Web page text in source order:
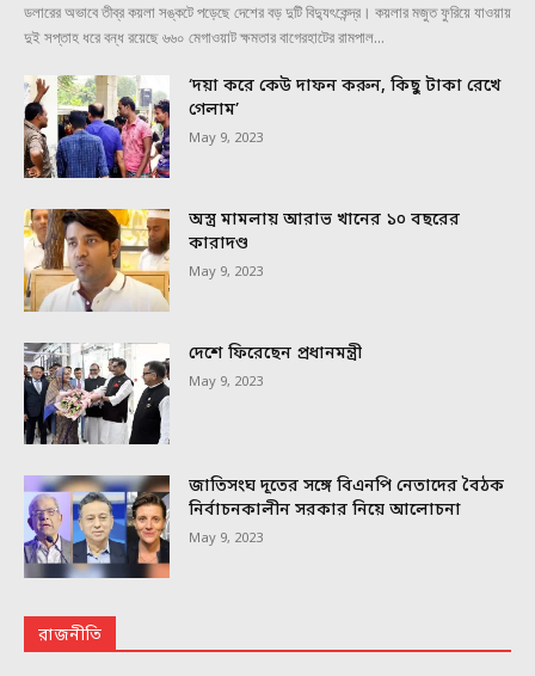
ডলারের অভাবে তীব্র কয়লা সঙ্কটে পড়েছে দেশের বড় দুটি বিদ্যুৎকেন্দ্র। কয়লার মজুত ফুরিয়ে যাওয়ায়
দুই সপ্তাহ ধরে বন্ধ রয়েছে ৬৬০ মেগাওয়াট ক্ষমতার বাগেরহাটের রামপাল...
‘দয়া করে কেউ দাফন করুন, কিছু টাকা রেখে
গেলাম’
May 9, 2023
অস্ত্র মামলায় আরাভ খানের ১০ বছরের
কারাদণ্ড
May 9, 2023
দেশে ফিরেছেন প্রধানমন্ত্রী
May 9, 2023
জাতিসংঘ দূতের সঙ্গে বিএনপি নেতাদের বৈঠক
নির্বাচনকালীন সরকার নিয়ে আলোচনা
May 9, 2023
রাজনীতি